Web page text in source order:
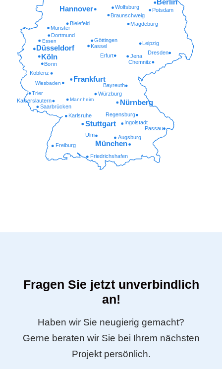
Friedrichshafen
Freiburg
Augsburg
Ulm
Passau
Ingolstadt
Regensburg
Karlsruhe
Saarbrücken
Kaiserslautern Mannheim
Würzburg
Trier
Wiesbaden Bayreuth
Koblenz
Chemnitz
Bonn
Erfurt Jena
Dresden
Kassel
Göttingen
Essen
Dortmund
Münster
Magdeburg
Bielefeld
Braunschweig
Potsdam
Wolfsburg
München
Stuttgart
Nürnberg
Frankfurt
Köln
Düsseldorf
Leipzig
Hannover
Berlin
Fragen Sie jetzt unverbindlich
an!
Haben wir Sie neugierig gemacht?
Gerne beraten wir Sie bei Ihrem nächsten
Projekt persönlich.